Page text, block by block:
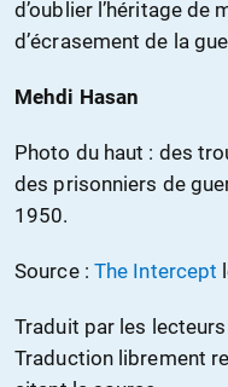
d’oublier l’héritage
d’écrasement de la
Mehdi Hasan
Photo du haut : des
des prisonniers de
1950.
Source : The Intercept
Traduit par les
Traduction librement